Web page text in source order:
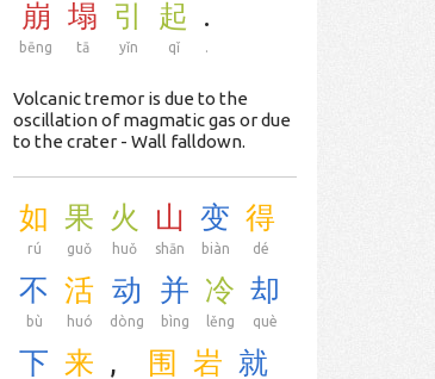
崩
bēng
塌
tā
引
yǐn
起
qǐ
.
.
Volcanic tremor is due to the
oscillation of magmatic gas or due
to the crater - Wall falldown.
如
rú
果
guǒ
火
huǒ
山
shān
变
biàn
得
dé
不
bù
活
huó
动
dòng
并
bìng
冷
lěng
却
què
下 来 , 围 岩 就